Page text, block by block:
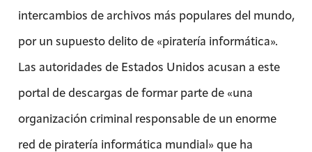
intercambios de archivos más populares del mundo,
por un supuesto delito de «piratería informática».
Las autoridades de Estados Unidos acusan a este
portal de descargas de formar parte de «una
organización criminal responsable de un enorme
red de piratería informática mundial» que ha